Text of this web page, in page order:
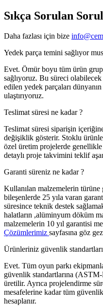
Sıkça Sorulan
Daha fazlası için bize
Yedek parça temini sağlıyor
Evet. Ömür boyu tüm ürün
sağlıyoruz. Bu süreci olabilecek
edilen yedek parçaları
ulaştırıyoruz.
Teslimat süresi ne kadar ?
Teslimat süresi siparişin
değişiklik gösterir. Stoklu
özel üretim projelerde
detaylı proje takvimini teklif
Garanti süreniz ne kadar ?
Kullanılan malzemelerin
bileşenlerde 25 yıla varan
süresince teknik destek
halatların ,alüminyum döküm
malzemelerin 10 yıl garantisi
Çözümlerimiz sayfasına göz
Ürünleriniz güvenlik
Evet. Tüm oyun parkı
güvenlik standartlarına
üretilir. Ayrıca projelendirme
mesafelerine kadar tüm
hesaplanır.